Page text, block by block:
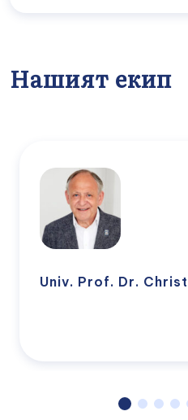
Нашият екип
Univ. Prof. Dr.